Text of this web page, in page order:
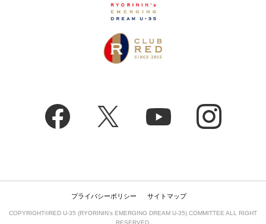
プライバシーポリシー サイトマップ
COPYRIGHT©RED U-35 (RYORININ’s EMERGING DREAM U-35) COMMITTEE ALL RIGHT